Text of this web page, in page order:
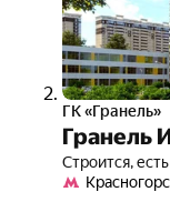
ГК «Гранель»
Гранель
Строится,